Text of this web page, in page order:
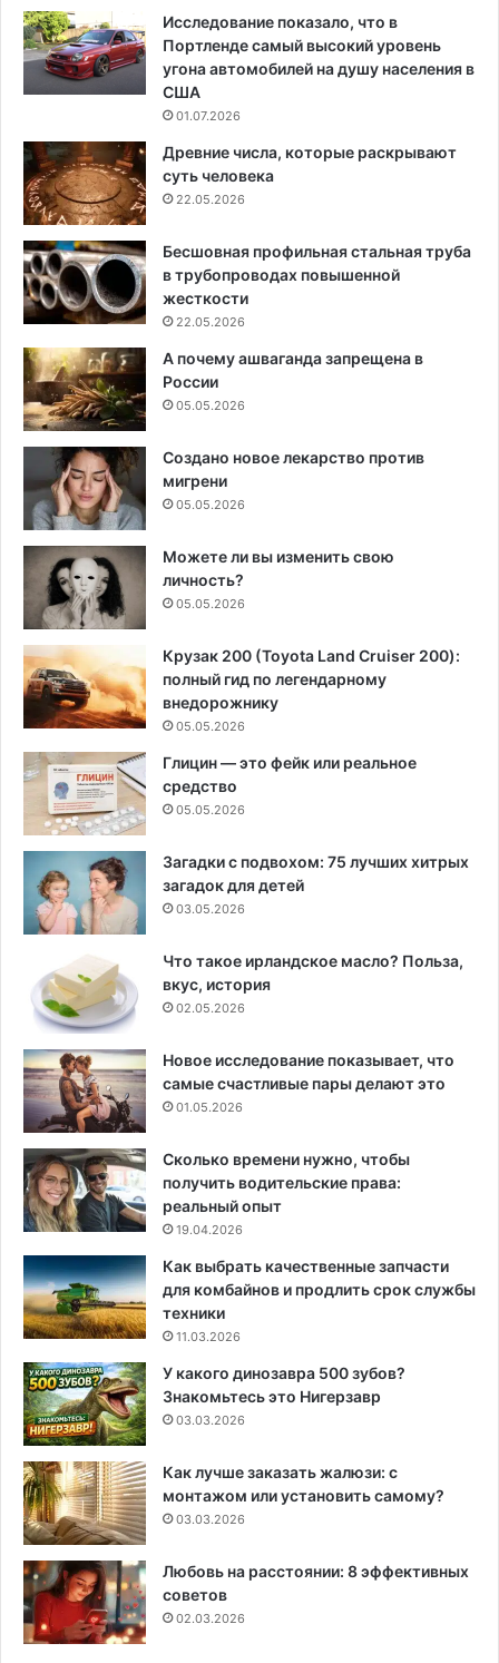
Исследование показало, что в
Портленде самый высокий уровень
угона автомобилей на душу населения в
США
01.07.2026
Древние числа, которые раскрывают
суть человека
22.05.2026
Бесшовная профильная стальная труба
в трубопроводах повышенной
жесткости
22.05.2026
А почему ашваганда запрещена в
России
05.05.2026
Создано новое лекарство против
мигрени
05.05.2026
Можете ли вы изменить свою
личность?
05.05.2026
Крузак 200 (Toyota Land Cruiser 200):
полный гид по легендарному
внедорожнику
05.05.2026
Глицин — это фейк или реальное
средство
05.05.2026
Загадки с подвохом: 75 лучших хитрых
загадок для детей
03.05.2026
Что такое ирландское масло? Польза,
вкус, история
02.05.2026
Новое исследование показывает, что
самые счастливые пары делают это
01.05.2026
Сколько времени нужно, чтобы
получить водительские права:
реальный опыт
19.04.2026
Как выбрать качественные запчасти
для комбайнов и продлить срок службы
техники
11.03.2026
У какого динозавра 500 зубов?
Знакомьтесь это Нигерзавр
03.03.2026
Как лучше заказать жалюзи: с
монтажом или установить самому?
03.03.2026
Любовь на расстоянии: 8 эффективных
советов
02.03.2026